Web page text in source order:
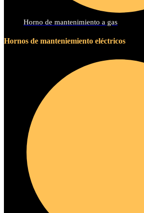
Horno de mantenimiento a gas
Hornos de manteniemiento eléctricos